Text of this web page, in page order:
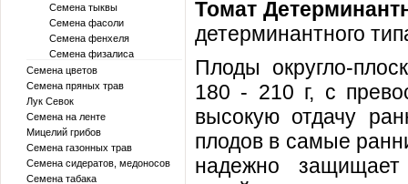
Семена тыквы
Семена фасоли
Семена фенхеля
Семена физалиса
Семена цветов
Семена пряных трав
Лук Севок
Семена на ленте
Мицелий грибов
Семена газонных трав
Семена сидератов, медоносов
Семена табака
Томат
детерминантного
Плоды округло-
180 - 210 г, с
высокую отдачу
плодов в самые
надежно